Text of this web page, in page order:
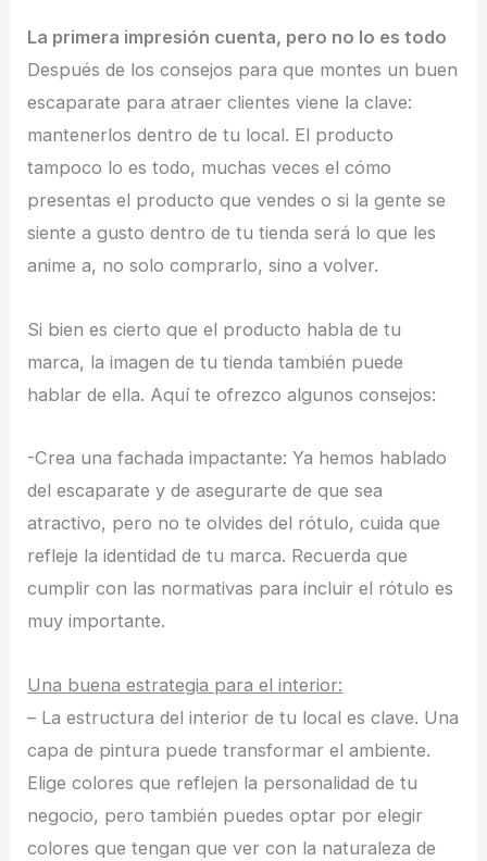
La primera impresión cuenta, pero no lo es todo
Después de los consejos para que montes un buen
escaparate para atraer clientes viene la clave:
mantenerlos dentro de tu local. El producto
tampoco lo es todo, muchas veces el cómo
presentas el producto que vendes o si la gente se
siente a gusto dentro de tu tienda será lo que les
anime a, no solo comprarlo, sino a volver.
Si bien es cierto que el producto habla de tu
marca, la imagen de tu tienda también puede
hablar de ella. Aquí te ofrezco algunos consejos:
-Crea una fachada impactante: Ya hemos hablado
del escaparate y de asegurarte de que sea
atractivo, pero no te olvides del rótulo, cuida que
refleje la identidad de tu marca. Recuerda que
cumplir con las normativas para incluir el rótulo es
muy importante.
Una buena estrategia para el interior:
– La estructura del interior de tu local es clave. Una
capa de pintura puede transformar el ambiente.
Elige colores que reflejen la personalidad de tu
negocio, pero también puedes optar por elegir
colores que tengan que ver con la naturaleza de